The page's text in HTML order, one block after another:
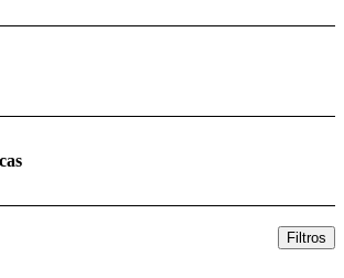
Filtros